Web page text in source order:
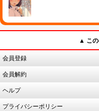
▲ この
会員登録
会員解約
ヘルプ
プライバシーポリシー